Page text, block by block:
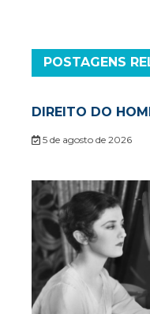
POSTAGENS
DIREITO DO
5 de agosto de 2026